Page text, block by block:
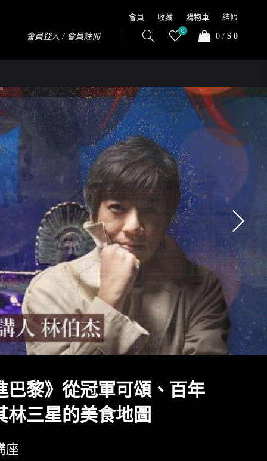
會員 收藏 購物車 結帳
會員登入 / 會員註冊
0
0 / $ 0
巴黎》從冠軍可頌、百年
林三星的美食地圖
座